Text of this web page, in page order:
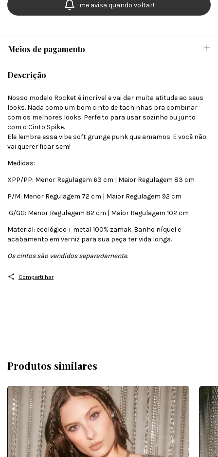
me avisa quando voltar!
Meios de pagamento
Descrição
Nosso modelo Rocket é incrível e vai dar muita atitude ao seus
looks. Nada como um bom cinto de tachinhas pra combinar
com os melhores looks. Perfeito para usar sozinho ou junto
com o Cinto Spike.
Ele lembra essa vibe soft grunge punk que amamos. E você não
vai querer ficar sem!
Medidas:
XPP/PP: Menor Regulagem 63 cm | Maior Regulagem 83 cm
P/M: Menor Regulagem 72 cm | Maior Regulagem 92 cm
G/GG: Menor Regulagem 82 cm | Maior Regulagem 102 cm
Material: ecológico + metal 100% zamak. Banho níquel e
acabamento em verniz para sua peça ter vida longa.
Os cintos são vendidos separadamente.
Compartilhar
Produtos similares